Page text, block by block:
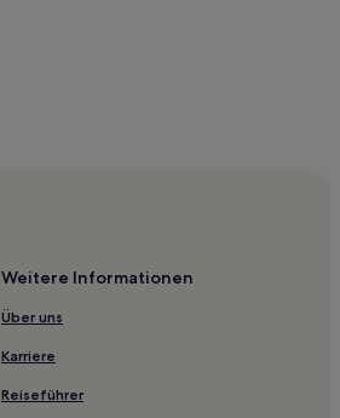
Weitere Informationen
Über uns
Karriere
Reiseführer